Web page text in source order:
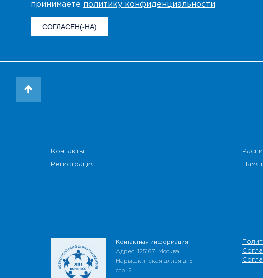
принимаете политику конфиденциальности
СОГЛАСЕН(-НА)
Контакты
Регистрация
Контактная информация
Адрес: 125167, Москва,
Нарышкинская аллея д. 5,
стр. 2